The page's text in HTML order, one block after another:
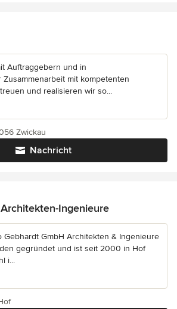
Auftraggebern und in
mit kompetenten
und realisieren wir so...
Nachricht
Zwickau
Ingenieure
Gebhardt GmbH Architekten & Ingenieure
gegründet und ist seit 2000 in Hof
i...